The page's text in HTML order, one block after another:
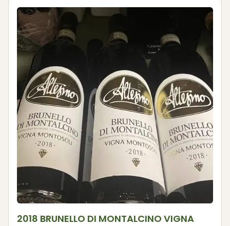
2018 BRUNELLO DI MONTALCINO VIGNA